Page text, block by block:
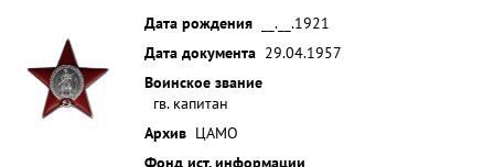
Дата рождения
__.__.1921
Дата документа 29.04.1957
Воинское звание
гв. капитан
Архив ЦАМО
Фонд ист. информации